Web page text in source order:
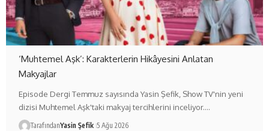
‘Muhtemel Aşk’: Karakterlerin Hikâyesini Anlatan
Makyajlar
Episode Dergi Temmuz sayısında Yasin Şefik, Show TV'nin yeni
dizisi Muhtemel Aşk'taki makyaj tercihlerini inceliyor.…
TarafındanYasin Şefik 5 Ağu 2026